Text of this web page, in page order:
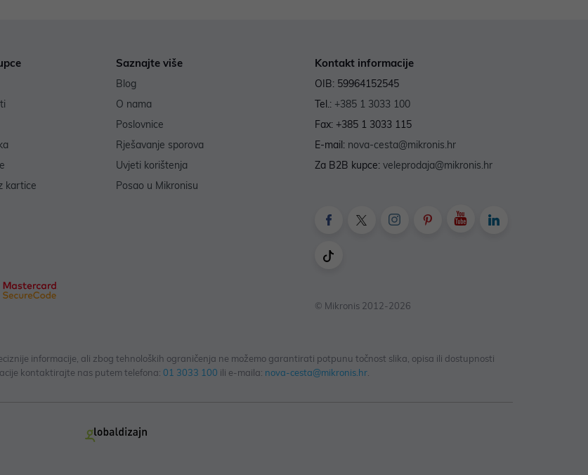
kartice
Saznajte više
Blog
O nama
Poslovnice
Rješavanje sporova
Uvjeti korištenja
Posao u Mikronisu
Kontakt informacije
OIB: 59964152545
Tel.: +385 1 3033 100
Fax: +385 1 3033 115
E-mail: nova-cesta@mikronis.hr
Za B2B kupce: veleprodaja@mikronis.hr
© Mikronis 2012-2026
informacije, ali zbog tehnoloških ograničenja ne možemo garantirati potpunu točnost slika, opisa ili dostupnosti
kontaktirajte nas putem telefona: 01 3033 100 ili e-maila: nova-cesta@mikronis.hr.